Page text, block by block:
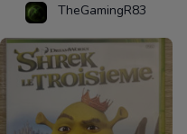
TheGamingR83